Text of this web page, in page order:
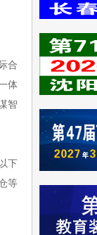
合
体
智
下
等